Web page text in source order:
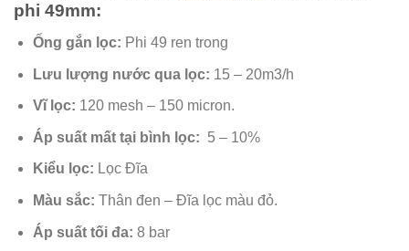
phi 49mm:
Ống gắn lọc: Phi 49 ren trong
Lưu lượng nước qua lọc: 15 – 20m3/h
Vĩ lọc: 120 mesh – 150 micron.
Áp suất mất tại bình lọc: 5 – 10%
Kiểu lọc: Lọc Đĩa
Màu sắc: Thân đen – Đĩa lọc màu đỏ.
Áp suất tối đa: 8 bar